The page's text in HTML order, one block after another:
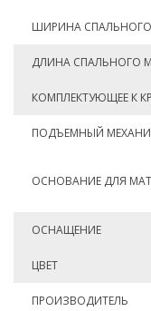
ШИРИНА
ДЛИНА СПАЛЬНОГО
КОМПЛЕКТУЮЩЕЕ К
ПОДЪЕМНЫЙ
ОСНОВАНИЕ ДЛЯ
ОСНАЩЕНИЕ
ЦВЕТ
ПРОИЗВОДИТЕЛЬ